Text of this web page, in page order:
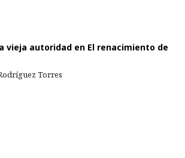
vieja autoridad en El renacimiento de
Torres